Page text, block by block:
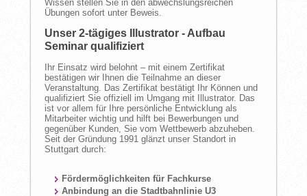
Wissen stellen Sie in den abwechslungsreichen
Übungen sofort unter Beweis.
Unser 2-tägiges Illustrator - Aufbau
Seminar qualifiziert
Ihr Einsatz wird belohnt – mit einem Zertifikat
bestätigen wir Ihnen die Teilnahme an dieser
Veranstaltung. Das Zertifikat bestätigt Ihr Können und
qualifiziert Sie offiziell im Umgang mit Illustrator. Das
ist vor allem für Ihre persönliche Entwicklung als
Mitarbeiter wichtig und hilft bei Bewerbungen und
gegenüber Kunden, Sie vom Wettbewerb abzuheben.
Seit der Gründung 1991 glänzt unser Standort in
Stuttgart durch:
Fördermöglichkeiten für Fachkurse
Anbindung an die Stadtbahnlinie U3